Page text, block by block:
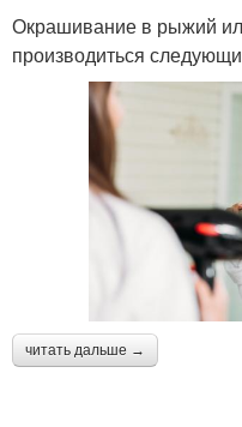
Окрашивание в рыжий
производиться
читать дальше →